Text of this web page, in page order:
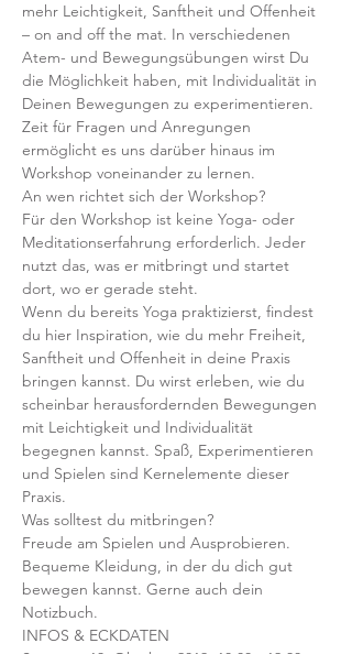
mehr Leichtigkeit, Sanftheit und Offenheit
– on and off the mat. In verschiedenen
Atem- und Bewegungsübungen wirst Du
die Möglichkeit haben, mit Individualität in
Deinen Bewegungen zu experimentieren.
Zeit für Fragen und Anregungen
ermöglicht es uns darüber hinaus im
Workshop voneinander zu lernen.
An wen richtet sich der Workshop?
Für den Workshop ist keine Yoga- oder
Meditationserfahrung erforderlich. Jeder
nutzt das, was er mitbringt und startet
dort, wo er gerade steht.
Wenn du bereits Yoga praktizierst, findest
du hier Inspiration, wie du mehr Freiheit,
Sanftheit und Offenheit in deine Praxis
bringen kannst. Du wirst erleben, wie du
scheinbar herausfordernden Bewegungen
mit Leichtigkeit und Individualität
begegnen kannst. Spaß, Experimentieren
und Spielen sind Kernelemente dieser
Praxis.
Was solltest du mitbringen?
Freude am Spielen und Ausprobieren.
Bequeme Kleidung, in der du dich gut
bewegen kannst. Gerne auch dein
Notizbuch.
INFOS & ECKDATEN